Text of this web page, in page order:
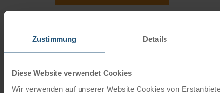
Zustimmung Details
Diese Website verwendet Cookies
Wir verwenden auf unserer Website Cookies von
Momente!
immer das passende Geschenk.